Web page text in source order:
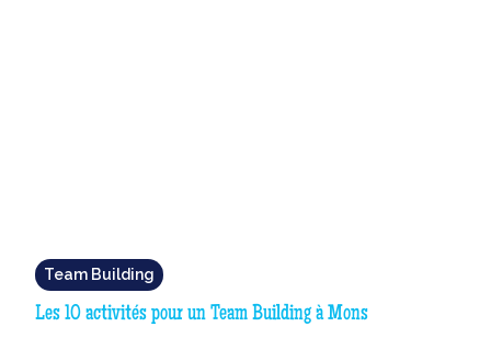
Team Building
Les 10 activités pour un Team Building à Mons